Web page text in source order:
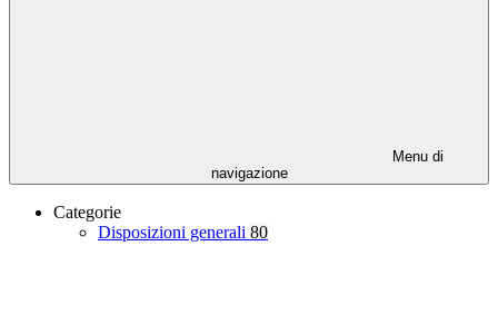
Menu di
navigazione
Categorie
Disposizioni generali 80